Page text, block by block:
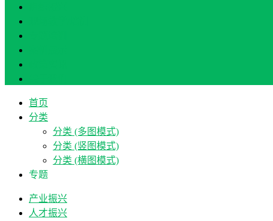
首页
分类
分类 (多图模式)
分类 (竖图模式)
分类 (横图模式)
专题
产业振兴
人才振兴